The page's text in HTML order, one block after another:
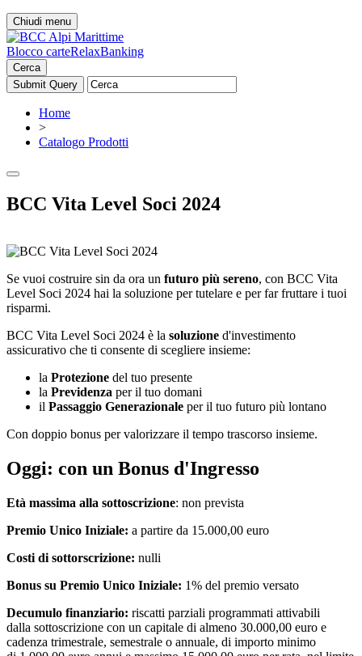
Chiudi menu
Blocco carteRelaxBanking
Cerca
Home
>
Catalogo Prodotti
BCC Vita Level Soci 2024
Se vuoi costruire sin da ora un futuro più sereno, con BCC Vita
Level Soci 2024 hai la soluzione per tutelare e per far fruttare i tuoi
risparmi.
BCC Vita Level Soci 2024 è la soluzione d'investimento
assicurativo che ti consente di scegliere insieme:
la Protezione del tuo presente
la Previdenza per il tuo domani
il Passaggio Generazionale per il tuo futuro più lontano
Con doppio bonus per valorizzare il tempo trascorso insieme.
Oggi: con un Bonus d'Ingresso
Età massima alla sottoscrizione: non prevista
Premio Unico Iniziale: a partire da 15.000,00 euro
Costi di sottorscrizione: nulli
Bonus su Premio Unico Iniziale: 1% del premio versato
Decumulo finanziario: riscatti parziali programmati attivabili
dalla sottoscrizione con un capitale di almeno 30.000,00 euro e
cadenza trimestrale, semestrale o annuale, di importo minimo